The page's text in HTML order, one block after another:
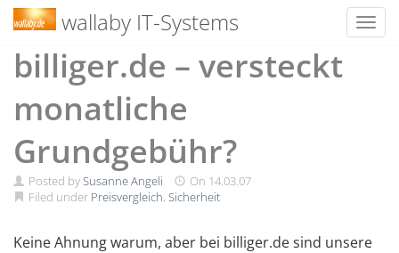
Skip
wallaby IT-Systems
billiger.de – versteckt
monatliche
Grundgebühr?
Posted bySusanne Angeli On 14.03.07
Filed under Preisvergleich, Sicherheit
Keine Ahnung warum, aber bei billiger.de sind unsere